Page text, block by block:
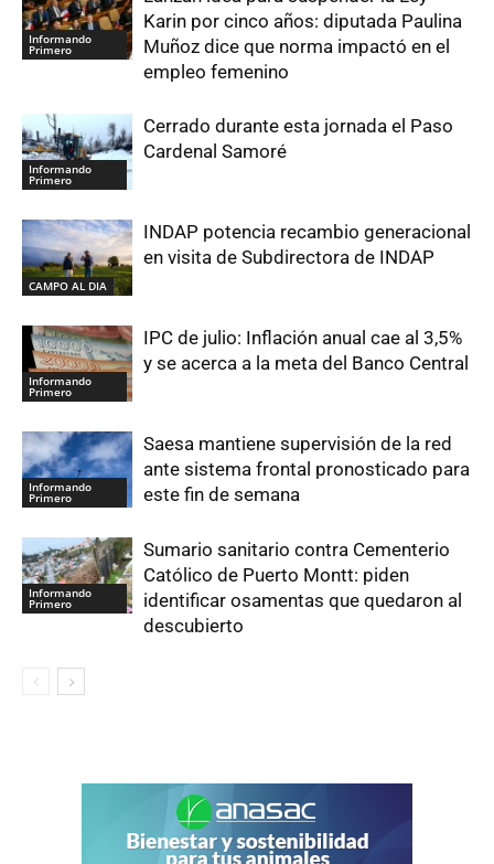
Informando
Primero
Karin por cinco años: diputada Paulina
Muñoz dice que norma impactó en el
empleo femenino
Informando
Primero
Cerrado durante esta jornada el Paso
Cardenal Samoré
CAMPO AL DIA
INDAP potencia recambio generacional
en visita de Subdirectora de INDAP
Informando
Primero
IPC de julio: Inflación anual cae al 3,5%
y se acerca a la meta del Banco Central
Informando
Primero
Saesa mantiene supervisión de la red
ante sistema frontal pronosticado para
este fin de semana
Informando
Primero
Sumario sanitario contra Cementerio
Católico de Puerto Montt: piden
identificar osamentas que quedaron al
descubierto